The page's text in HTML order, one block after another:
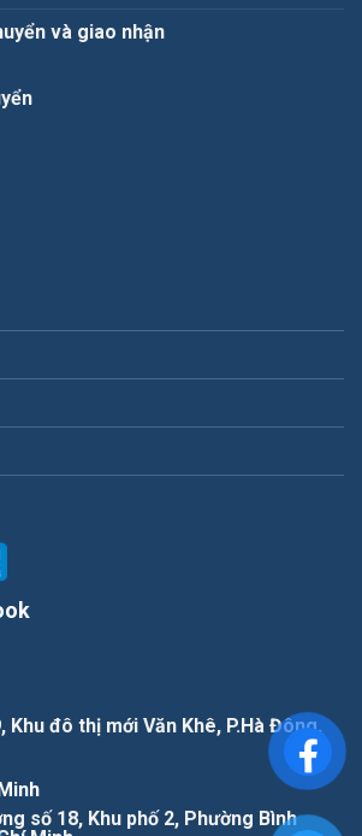
và giao nhận
Khu đô thị mới Văn Khê, P.Hà Đông,
số 18, Khu phố 2, Phường Bình